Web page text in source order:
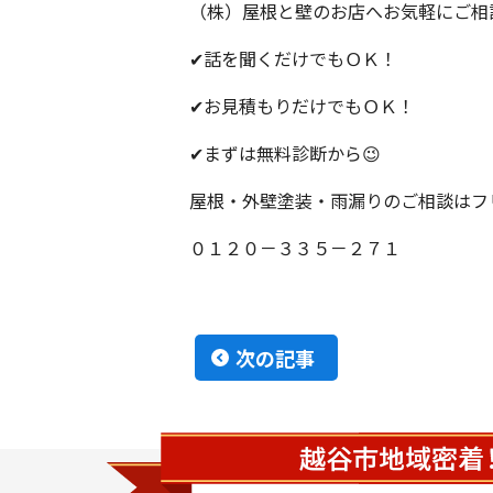
（株）屋根と壁のお店へお気軽にご
✔話を聞くだけでもＯＫ！
✔お見積もりだけでもＯＫ！
✔まずは無料診断から😉
屋根・外壁塗装・雨漏りのご相談は
０１２０－３３５－２７１
次の記事